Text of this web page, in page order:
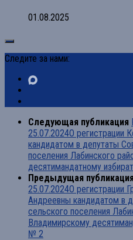
01.08.2025
Следите за нами:
Следующая публикация
25.07.2024О регистрации
кандидатом в депутаты
поселения Лабинского
десятимандатному
Предыдущая
25.07.2024О регистрации
Андреевны кандидатом в
сельского поселения
Владимирскому
№ 2